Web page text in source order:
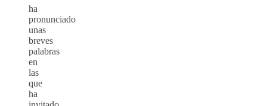
ha
pronunciado
unas
breves
palabras
en
las
que
ha